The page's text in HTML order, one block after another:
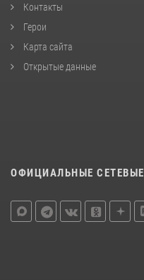
Контакты
Герои
Карта сайта
Открытые данные
ОФИЦИАЛЬНЫЕ